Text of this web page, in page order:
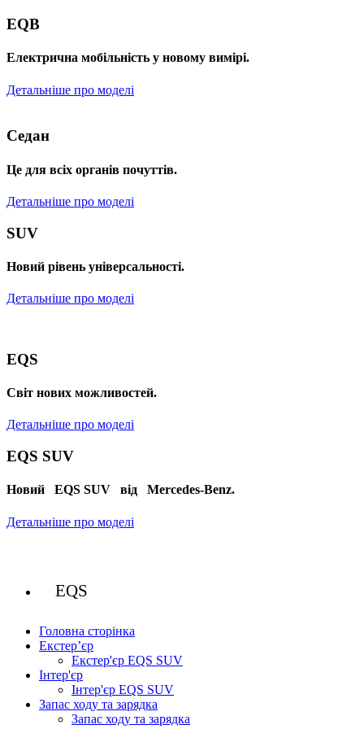
EQB
Електрична мобільність у новому вимірі.
Детальніше про моделі
Седан
Це для всіх органів почуттів.
Детальніше про моделі
SUV
Новий рівень універсальності.
Детальніше про моделі
EQS
Cвіт нових можливостей.
Детальніше про моделі
EQS SUV
Новий EQS SUV від Mercedes-Benz.
Детальніше про моделі
EQS
Головна сторінка
Екстер’єр
Екстер'єр EQS SUV
Інтер'єр
Інтер'єр EQS SUV
Запас ходу та зарядка
Запас ходу та зарядка